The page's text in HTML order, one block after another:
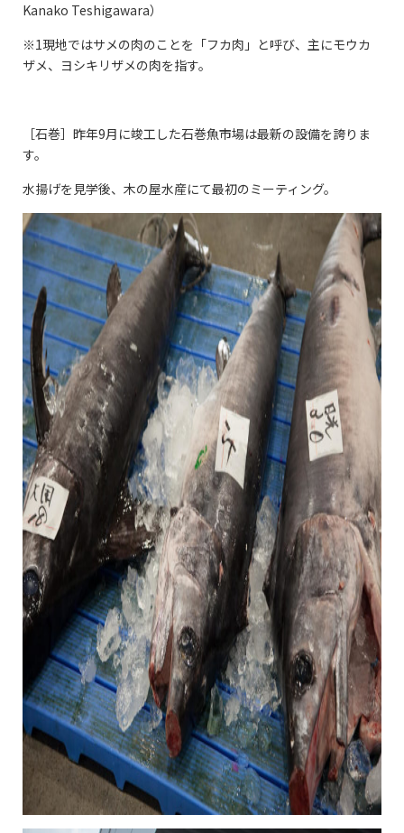
Kanako Teshigawara）
※1現地ではサメの肉のことを「フカ肉」と呼び、主にモウカ
ザメ、ヨシキリザメの肉を指す。
［石巻］昨年9月に竣工した石巻魚市場は最新の設備を誇りま
す。
水揚げを見学後、木の屋水産にて最初のミーティング。